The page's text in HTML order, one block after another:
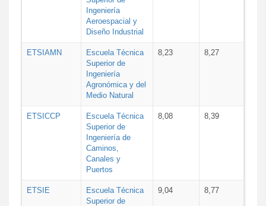
Ingeniería
Aeroespacial y
Diseño Industrial
ETSIAMN
Escuela Técnica
Superior de
Ingeniería
Agronómica y del
Medio Natural
8,23 8,27
ETSICCP
Escuela Técnica
Superior de
Ingeniería de
Caminos,
Canales y
Puertos
8,08 8,39
ETSIE
Escuela Técnica
Superior de
9,04 8,77